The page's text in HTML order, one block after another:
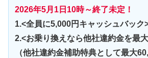
2026年5月1日10時～終了未定 ！
1.<全員に5,000円キャッシュバック
2.<お乗り換えなら他社違約金を最
（他社違約金補助特典として最大